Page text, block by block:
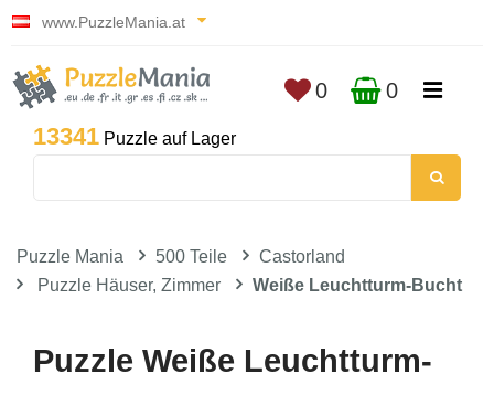
www.PuzzleMania.at
13341 Puzzle auf Lager
0 0
Puzzle Mania 500 Teile
Castorland
Puzzle Häuser, Zimmer
Weiße Leuchtturm-Bucht
Puzzle Weiße Leuchtturm-